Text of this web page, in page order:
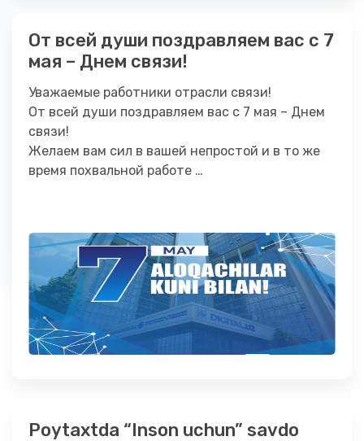
От всей души поздравляем вас с 7
мая – Днем связи!
Уважаемые работники отрасли связи!
От всей души поздравляем вас с 7 мая – Днем
связи!
Желаем вам сил в вашей непростой и в то же
время похвальной работе …
Poytaxtda “Inson uchun” savdo